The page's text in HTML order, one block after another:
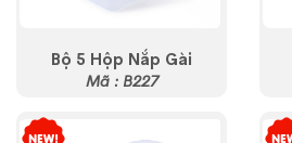
Bộ 5 Hộp Nắp Gài
Mã : B227